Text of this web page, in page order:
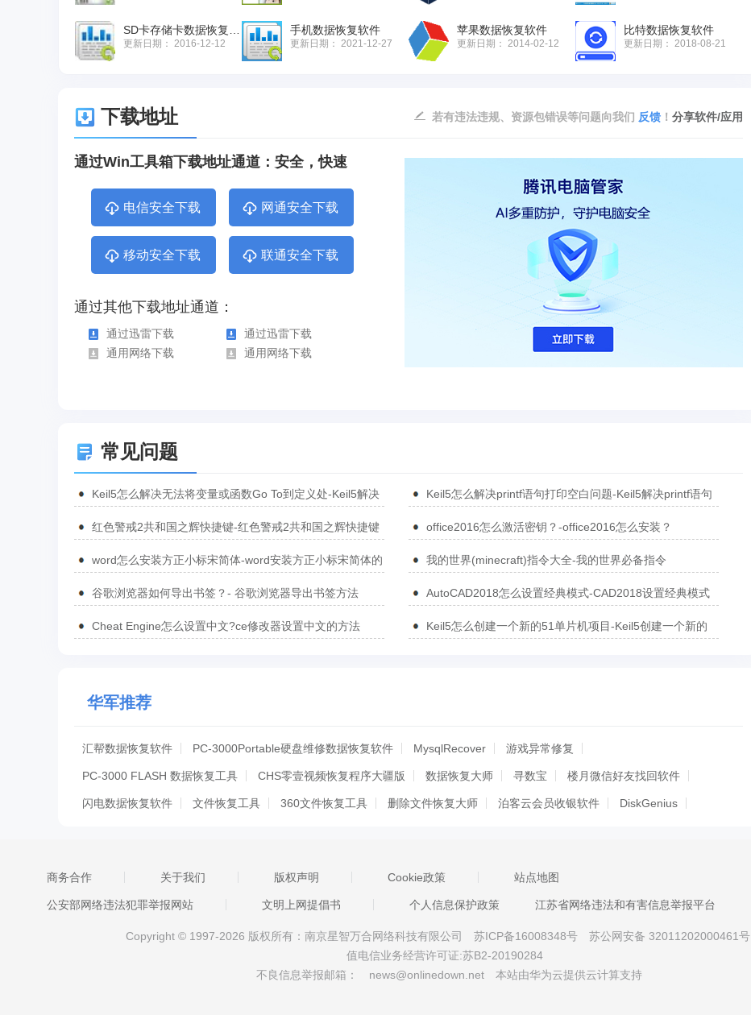
更新日期： 2016-12-12
手机数据恢复软件
更新日期： 2021-12-27
苹果数据恢复软件
更新日期： 2014-02-12
比特数据恢复软件
更新日期： 2018-08-21
下载地址 分享软件/应用
若有违法违规、资源包错误等问题向我们 反馈 ！
通过Win工具箱下载地址通道：安全，快速
电信安全下载 网通安全下载
移动安全下载 联通安全下载
通过其他下载地址通道：
通过迅雷下载
通过迅雷下载
通用网络下载
通用网络下载
常见问题
Keil5怎么解决无法将变量或函数Go To到定义处-Keil5解决
Keil5怎么解决printf语句打印空白问题-Keil5解决printf语句
红色警戒2共和国之辉快捷键-红色警戒2共和国之辉快捷键
office2016怎么激活密钥？-office2016怎么安装？
word怎么安装方正小标宋简体-word安装方正小标宋简体的
我的世界(minecraft)指令大全-我的世界必备指令
谷歌浏览器如何导出书签？- 谷歌浏览器导出书签方法
AutoCAD2018怎么设置经典模式-CAD2018设置经典模式
Cheat Engine怎么设置中文?ce修改器设置中文的方法
Keil5怎么创建一个新的51单片机项目-Keil5创建一个新的
华军推荐
汇帮数据恢复软件 PC-3000Portable硬盘维修数据恢复软件 MysqlRecover 游戏异常修复
PC-3000 FLASH 数据恢复工具 CHS零壹视频恢复程序大疆版 数据恢复大师 寻数宝 楼月微信好友找回软件
闪电数据恢复软件 文件恢复工具 360文件恢复工具 删除文件恢复大师 泊客云会员收银软件 DiskGenius
数据蛙安卓恢复专家 小番茄DirectX·DLL修复工具 涂师傅微信聊天记录恢复 嗨格式数据恢复大师
CHS零壹视频恢复程序影视版 DiskGenius 万兴数据管家 傲梅恢复之星 数据蛙安卓恢复专家 diskdrill
奇客数据恢复 奇客数据恢复iOS版 奇客安卓恢复Windows版 好哈XP系统电脑文件恢复软件 CHS AVI视频恢复程序
CHS零壹视频恢复程序海康版 CHS零壹视频恢复程序佳能版
商务合作 关于我们 版权声明 Cookie政策 站点地图
公安部网络违法犯罪举报网站 文明上网提倡书 个人信息保护政策 江苏省网络违法和有害信息举报平台
Copyright © 1997-2026 版权所有：南京星智万合网络科技有限公司 苏ICP备16008348号 苏公网安备 32011202000461号
值电信业务经营许可证:苏B2-20190284
不良信息举报邮箱：
news@onlinedown.net 本站由华为云提供云计算支持